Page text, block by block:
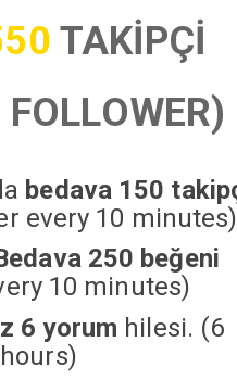
TAKİPÇİ
FOLLOWER)
bedava 150
every 10 minutes)
250 beğeni
10 minutes)
6 yorum hilesi. (6